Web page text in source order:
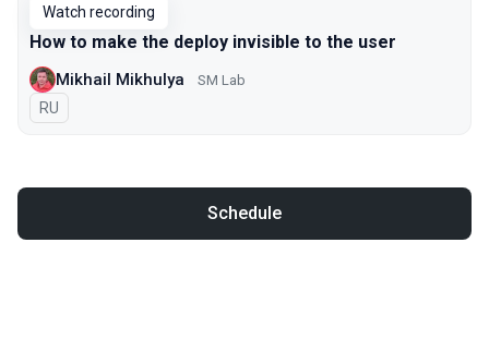
Watch recording
How to make the deploy invisible to the user
Mikhail Mikhulya SM Lab
In Russian
RU
Schedule